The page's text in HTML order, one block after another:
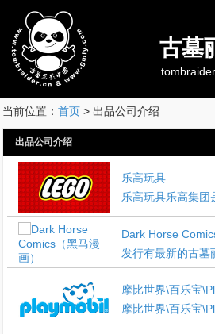
古墓
当前位置： 首页> 出品公司介绍
出品公司介绍
乐高玩具
乐高玩具乐高集团
Dark Horse
发行有最新的古墓
摩比世界\百乐宝
摩比世界\百乐宝